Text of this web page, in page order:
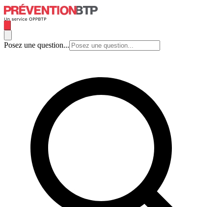
Posez une question...